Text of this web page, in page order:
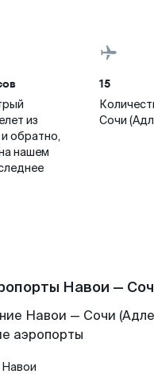
из
обратно,
нашем
15
Сочи
Навои —
Навои — Сочи
аэропорты
Навои